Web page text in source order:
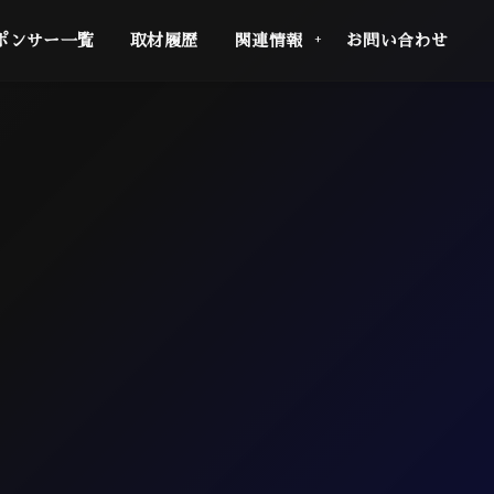
ンサー一覧 取材履歴 関連情報 お問い合わせ